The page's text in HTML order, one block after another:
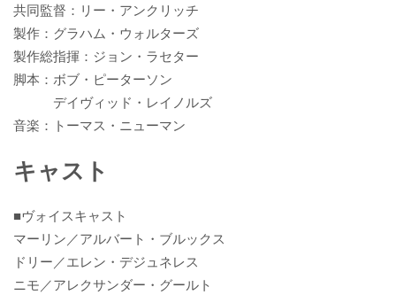
共同監督：リー・アンクリッチ
製作：グラハム・ウォルターズ
製作総指揮：ジョン・ラセター
脚本：ボブ・ピーターソン
デイヴィッド・レイノルズ
音楽：トーマス・ニューマン
キャスト
■ヴォイスキャスト
マーリン／アルバート・ブルックス
ドリー／エレン・デジュネレス
ニモ／アレクサンダー・グールト